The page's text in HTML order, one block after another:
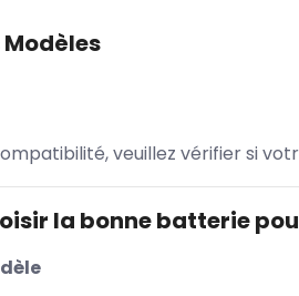
veuillez vérifier si
la bonne batterie